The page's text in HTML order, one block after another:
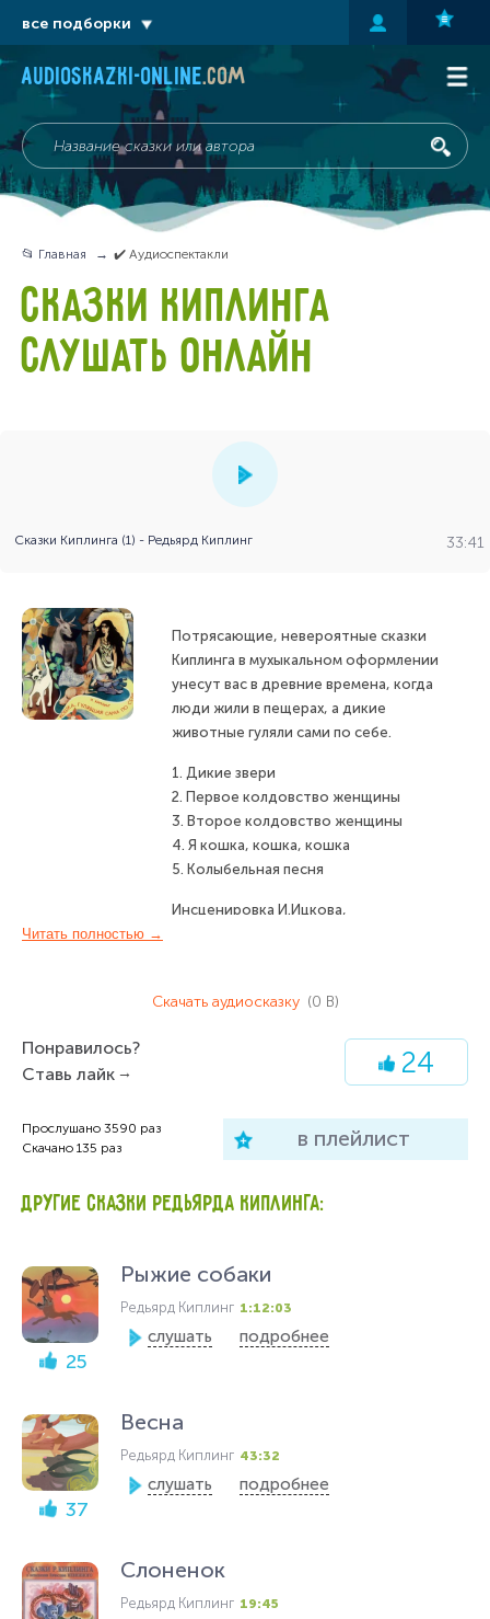
audioskazki-online.com
📂 Главная ✔️ Аудиоспектакли
СКАЗКИ КИПЛИНГА
СЛУШАТЬ ОНЛАЙН
Сказки Киплинга (1) - Редьярд Киплинг 33:41
Потрясающие, невероятные сказки
Киплинга в мухыкальном оформлении
унесут вас в древние времена, когда
люди жили в пещерах, а дикие
животные гуляли сами по себе.
1. Дикие звери
2. Первое колдовство женщины
3. Второе колдовство женщины
4. Я кошка, кошка, кошка
5. Колыбельная песня
Инсценировка И.Ицкова,
Песни исполняют И. Муравьева и
Инструментальный ансамбль
Звукорежиссер П. Кондрашин
Читать полностью →
Скачать аудиосказку (0 B)
Понравилось?
Ставь лайк
24
Прослушано 3590 раз
Скачано 135 раз в плейлист
ДРУГИЕ СКАЗКИ РЕДЬЯРДА КИПЛИНГА:
25
Рыжие собаки
Редьярд Киплинг 1:12:03
слушать подробнее
37
Весна
Редьярд Киплинг 43:32
слушать подробнее
Слоненок
Редьярд Киплинг 19:45
все подборки